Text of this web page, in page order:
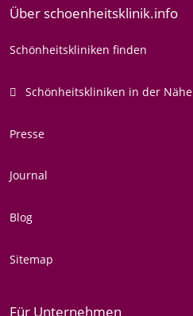
Über schoenheitsklinik.info
Schönheitskliniken finden
Schönheitskliniken in der Nähe
Presse
Journal
Blog
Sitemap
Für Unternehmen